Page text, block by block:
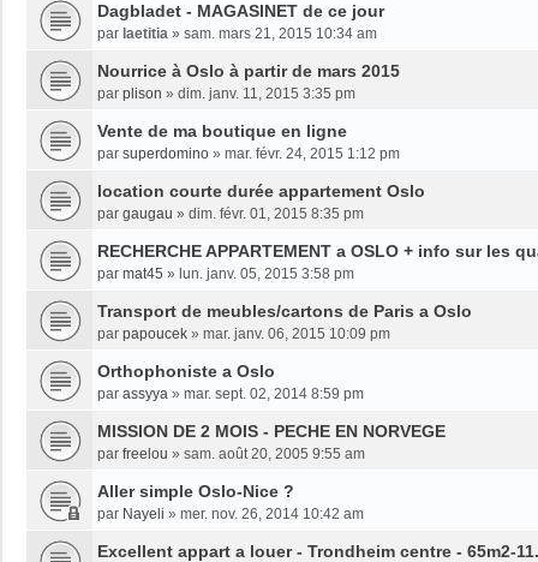
Dagbladet - MAGASINET de ce jour
par laetitia » sam. mars 21, 2015 10:34 am
Nourrice à Oslo à partir de mars 2015
par plison » dim. janv. 11, 2015 3:35 pm
Vente de ma boutique en ligne
par superdomino » mar. févr. 24, 2015 1:12 pm
location courte durée appartement Oslo
par gaugau » dim. févr. 01, 2015 8:35 pm
RECHERCHE APPARTEMENT a OSLO + info sur les
par mat45 » lun. janv. 05, 2015 3:58 pm
Transport de meubles/cartons de Paris a Oslo
par papoucek » mar. janv. 06, 2015 10:09 pm
Orthophoniste a Oslo
par assyya » mar. sept. 02, 2014 8:59 pm
MISSION DE 2 MOIS - PECHE EN NORVEGE
par freelou » sam. août 20, 2005 9:55 am
Aller simple Oslo-Nice ?
par Nayeli » mer. nov. 26, 2014 10:42 am
Excellent appart a louer - Trondheim centre - 65m2-